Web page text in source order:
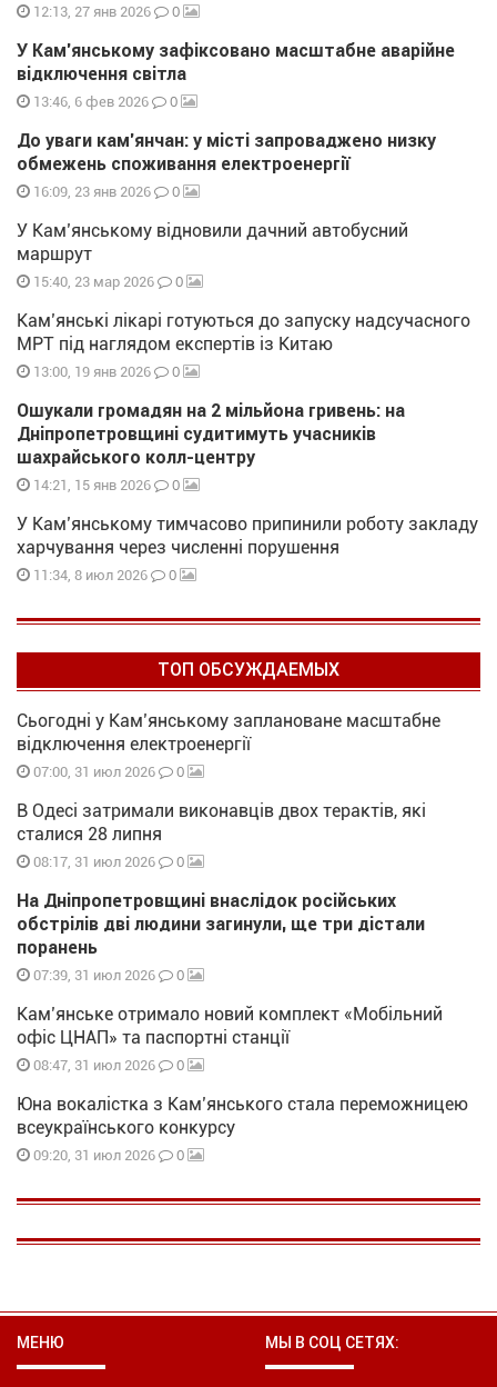
12:13, 27 янв 2026 0
У Кам’янському зафіксовано масштабне аварійне
відключення світла
13:46, 6 фев 2026 0
До уваги кам’янчан: у місті запроваджено низку
обмежень споживання електроенергії
16:09, 23 янв 2026 0
У Кам’янському відновили дачний автобусний
маршрут
15:40, 23 мар 2026 0
Кам’янські лікарі готуються до запуску надсучасного
МРТ під наглядом експертів із Китаю
13:00, 19 янв 2026 0
Ошукали громадян на 2 мільйона гривень: на
Дніпропетровщині судитимуть учасників
шахрайського колл-центру
14:21, 15 янв 2026 0
У Кам’янському тимчасово припинили роботу закладу
харчування через численні порушення
11:34, 8 июл 2026 0
ТОП ОБСУЖДАЕМЫХ
Сьогодні у Кам’янському заплановане масштабне
відключення електроенергії
07:00, 31 июл 2026 0
В Одесі затримали виконавців двох терактів, які
сталися 28 липня
08:17, 31 июл 2026 0
На Дніпропетровщині внаслідок російських
обстрілів дві людини загинули, ще три дістали
поранень
07:39, 31 июл 2026 0
Кам’янське отримало новий комплект «Мобільний
офіс ЦНАП» та паспортні станції
08:47, 31 июл 2026 0
Юна вокалістка з Кам’янського стала переможницею
всеукраїнського конкурсу
09:20, 31 июл 2026 0
МЕНЮ МЫ В СОЦ СЕТЯХ: